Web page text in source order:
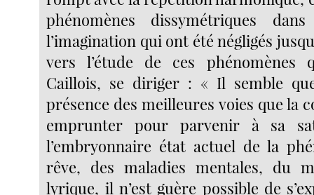
phénomènes dissymétriques
l’imagination qui ont été négligés
vers l’étude de ces phénomènes
Caillois, se diriger : « Il semble
présence des meilleures voies que la
emprunter pour parvenir à sa
l’embryonnaire état actuel de la
rêve, des maladies mentales, du
lyrique, il n’est guère possible de